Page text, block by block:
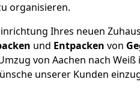
organisieren.
Ihres neuen
und Entpacken von
von Aachen nach
unserer Kunden